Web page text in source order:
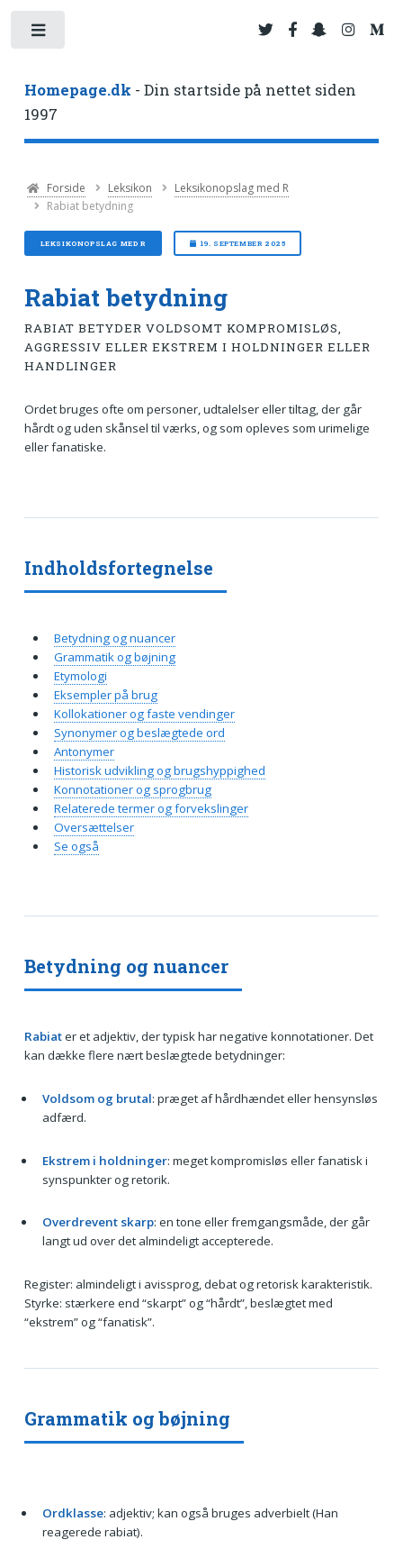
Homepage.dk - Din startside på nettet siden
1997
Forside Leksikon
Leksikonopslag med R
Rabiat betydning
LEKSIKONOPSLAG MED R 19. SEPTEMBER 2025
Rabiat betydning
RABIAT BETYDER VOLDSOMT KOMPROMISLØS,
AGGRESSIV ELLER EKSTREM I HOLDNINGER ELLER
HANDLINGER
Ordet bruges ofte om personer, udtalelser eller tiltag, der går
hårdt og uden skånsel til værks, og som opleves som urimelige
eller fanatiske.
Betydning og nuancer
Rabiater et adjektiv, der typisk har negative konnotationer. Det
kan dække flere nært beslægtede betydninger:
Voldsom og brutal: præget af hårdhændet eller hensynsløs
adfærd.
Ekstrem i holdninger: meget kompromisløs eller fanatisk i
synspunkter og retorik.
Overdrevent skarp: en tone eller fremgangsmåde, der går
langt ud over det almindeligt accepterede.
Register: almindeligt i avissprog, debat og retorisk karakteristik.
Styrke: stærkere end “skarpt” og “hårdt”, beslægtet med
“ekstrem” og “fanatisk”.
Grammatik og bøjning
Ordklasse: adjektiv; kan også bruges adverbielt (Han
reagerede rabiat).
Indholdsfortegnelse
Betydning og nuancer
Grammatik og bøjning
Etymologi
Eksempler på brug
Kollokationer og faste vendinger
Synonymer og beslægtede ord
Antonymer
Historisk udvikling og brugshyppighed
Konnotationer og sprogbrug
Relaterede termer og forvekslinger
Oversættelser
Se også